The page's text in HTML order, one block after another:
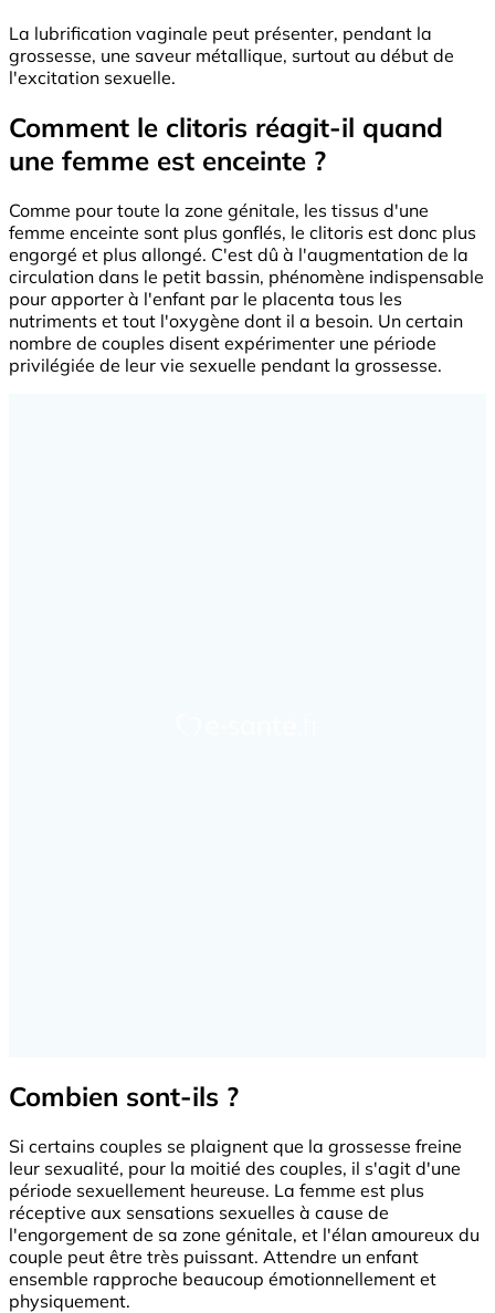
La lubrification vaginale peut présenter, pendant la
grossesse, une saveur métallique, surtout au début de
l'excitation sexuelle.
Comment le clitoris réagit-il quand
une femme est enceinte ?
Comme pour toute la zone génitale, les tissus d'une
femme enceinte sont plus gonflés, le clitoris est donc plus
engorgé et plus allongé. C'est dû à l'augmentation de la
circulation dans le petit bassin, phénomène indispensable
pour apporter à l'enfant par le placenta tous les
nutriments et tout l'oxygène dont il a besoin. Un certain
nombre de couples disent expérimenter une période
privilégiée de leur vie sexuelle pendant la grossesse.
Combien sont-ils ?
Si certains couples se plaignent que la grossesse freine
leur sexualité, pour la moitié des couples, il s'agit d'une
période sexuellement heureuse. La femme est plus
réceptive aux sensations sexuelles à cause de
l'engorgement de sa zone génitale, et l'élan amoureux du
couple peut être très puissant. Attendre un enfant
ensemble rapproche beaucoup émotionnellement et
physiquement.